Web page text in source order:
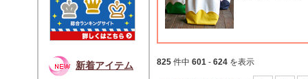
新着アイテム
825 件中 601 - 624 を表示